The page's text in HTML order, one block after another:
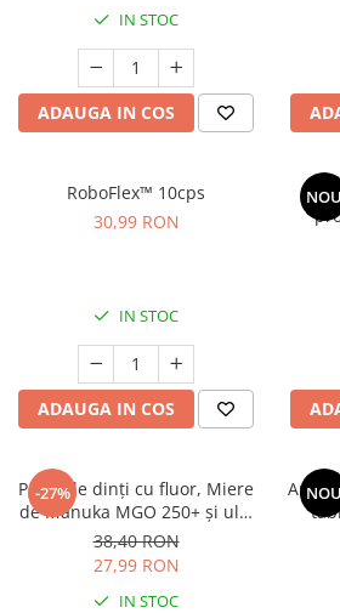
Deodorante
Mâini și Unghii
Mary & May
BIODANCE
OOTD
Cettua
Haruharu Wonder
Medicube
Dr. Althea
DELLA BORN
Multivitamine
Palmier pitic
Probiotice
Quercetin
Seminte de in
Silimarina
Spirulina
Ulei de cocos
Ulei de peste
Vitamina A
IN STOC
ADAUGA IN COS
RoboFlex™ 10cps
30,99 RON
IN STOC
ADAUGA IN COS
NOU
-27%
Pastă de dinți cu fluor, Miere
de Manuka MGO 250+ și ulei
de Manuka pentru adulți - 75
ml
38,40 RON
27,99 RON
IN STOC
NOU